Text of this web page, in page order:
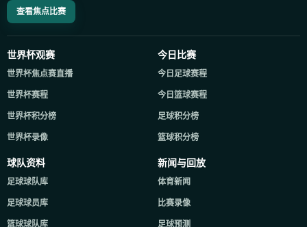
查看焦点比赛
世界杯观赛
世界杯焦点赛直播
世界杯赛程
世界杯积分榜
世界杯录像
今日比赛
今日足球赛程
今日篮球赛程
足球积分榜
篮球积分榜
球队资料
足球球队库
足球球员库
篮球球队库
新闻与回放
体育新闻
比赛录像
足球预测